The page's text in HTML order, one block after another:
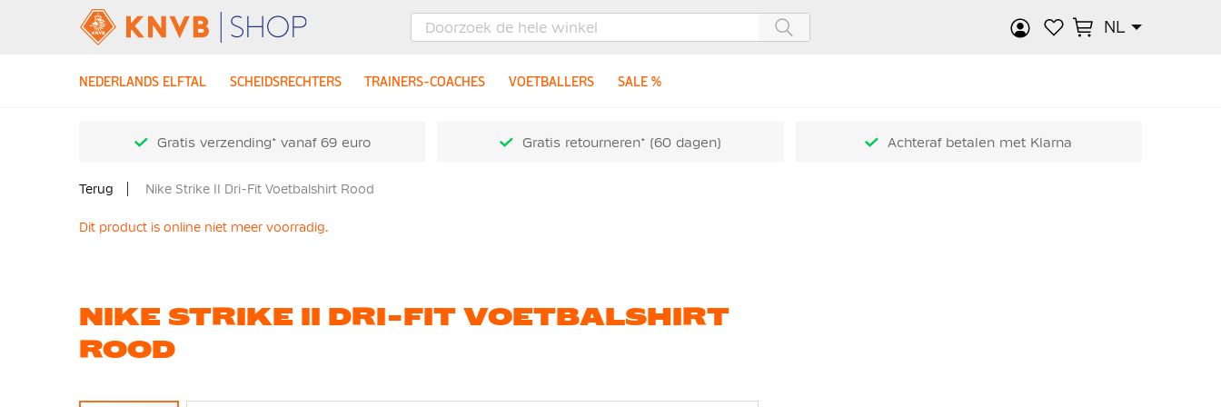
NL
NEDERLANDS ELFTAL SCHEIDSRECHTERS TRAINERS-COACHES VOETBALLERS SALE %
Gratis verzending* vanaf 69 euro Gratis retourneren* (60 dagen) Achteraf betalen met Klarna
Terug Nike Strike II Dri-Fit Voetbalshirt Rood
Dit product is online niet meer voorradig.
NIKE STRIKE II DRI-FIT VOETBALSHIRT
ROOD